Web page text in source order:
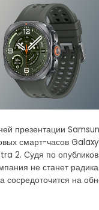
презентации
смарт-часов
2. Судя по
не станет
сосредоточится на